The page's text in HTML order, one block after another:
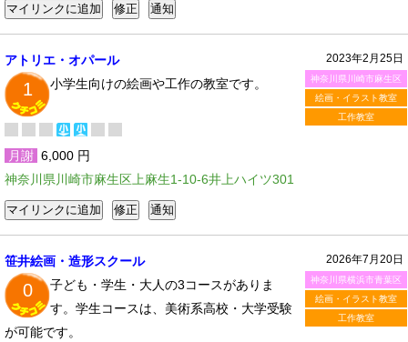
2023年2月25日
神奈川県川崎市麻生区
絵画・イラスト教室
工作教室
アトリエ・オパール
1 小学生向けの絵画や工作の教室です。
月謝 6,000 円
神奈川県川崎市麻生区上麻生1-10-6井上ハイツ301
2026年7月20日
神奈川県横浜市青葉区
絵画・イラスト教室
工作教室
笹井絵画・造形スクール
0
子ども・学生・大人の3コースがありま
す。学生コースは、美術系高校・大学受験
が可能です。